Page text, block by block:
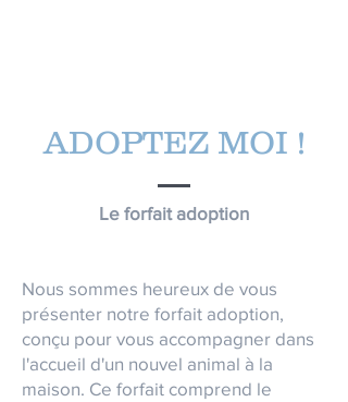
ADOPTEZ MOI !
Le forfait adoption
Nous sommes heureux de vous
présenter notre forfait adoption,
conçu pour vous accompagner dans
l'accueil d'un nouvel animal à la
maison. Ce forfait comprend le